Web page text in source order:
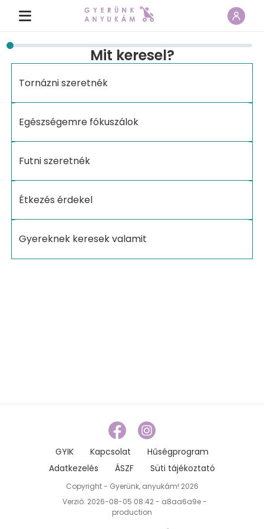
Mit keresel?
Tornázni szeretnék
Egészségemre fókuszálok
Futni szeretnék
Étkezés érdekel
Gyereknek keresek valamit
GYIK Kapcsolat
Hűségprogram
Adatkezelés
ÁSZF Süti tájékoztató
Copyright - Gyerünk, anyukám! 2026
Verzió: 2026-08-05 08:42 - a8aa6a9e -
production